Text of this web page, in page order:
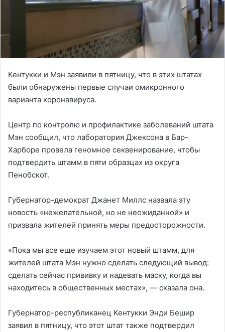
Кентукки и Мэн заявили в пятницу, что в этих штатах
были обнаружены первые случаи омикронного
варианта коронавируса.
Центр по контролю и профилактике заболеваний штата
Мэн сообщил, что лаборатория Джексона в Бар-
Харборе провела геномное секвенирование, чтобы
подтвердить штамм в пяти образцах из округа
Пенобскот.
Губернатор-демократ Джанет Миллс назвала эту
новость «нежелательной, но не неожиданной» и
призвала жителей принять меры предосторожности.
«Пока мы все еще изучаем этот новый штамм, для
жителей штата Мэн нужно сделать следующий вывод:
сделать сейчас прививку и надевать маску, когда вы
находитесь в общественных местах», — сказала она.
Губернатор-республиканец Кентукки Энди Бешир
заявил в пятницу, что этот штат также подтвердил